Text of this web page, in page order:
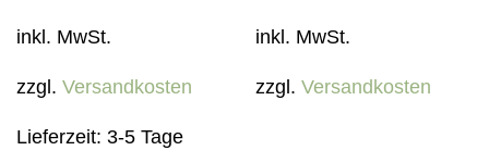
inkl. MwSt.
zzgl. Versandkosten
Lieferzeit: 3-5 Tage
inkl. MwSt.
zzgl. Versandkosten